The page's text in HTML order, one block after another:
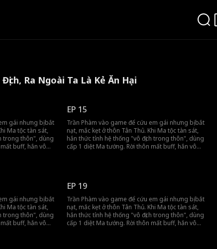
Ra Ngoài Ta Là Kẻ Ăn Hại
gái nhưng bị bắt
Ma tộc tàn sát,
trong thôn", dùng
buff, hắn vô
EP 15
Trần Phàm vào game để cứu em gái nhưng bị bắt
nạt, mắc kẹt ở thôn Tân Thủ. Khi Ma tộc tàn sát,
hắn thức tỉnh hệ thống "vô địch trong thôn", dùng
cấp 1 diệt Ma tướng. Rời thôn mất buff, hắn vô
gái nhưng bị bắt
Ma tộc tàn sát,
trong thôn", dùng
buff, hắn vô
EP 19
Trần Phàm vào game để cứu em gái nhưng bị bắt
nạt, mắc kẹt ở thôn Tân Thủ. Khi Ma tộc tàn sát,
hắn thức tỉnh hệ thống "vô địch trong thôn", dùng
cấp 1 diệt Ma tướng. Rời thôn mất buff, hắn vô